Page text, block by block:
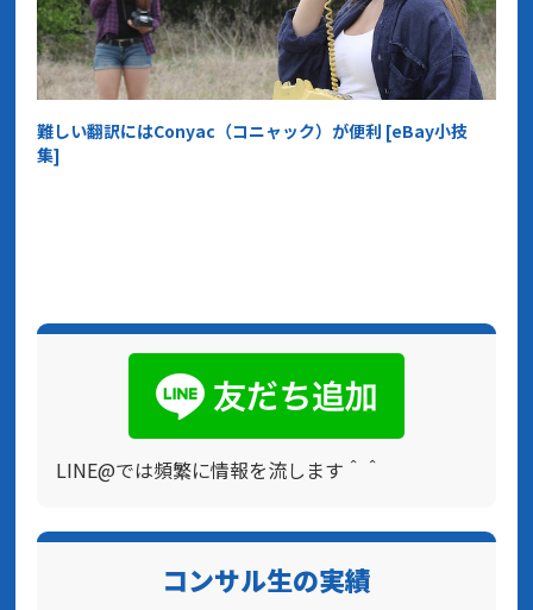
難しい翻訳にはConyac（コニャック）が便利 [eBay小技
集]
LINE@では頻繁に情報を流します＾＾
コンサル生の実績